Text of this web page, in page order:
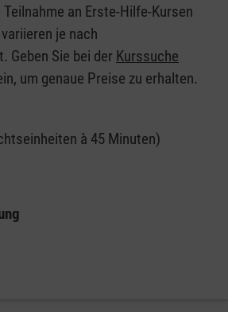
an Erste-Hilfe-Kursen
je nach
Geben Sie bei der Kurssuche
um genaue Preise zu erhalten.
à 45 Minuten)